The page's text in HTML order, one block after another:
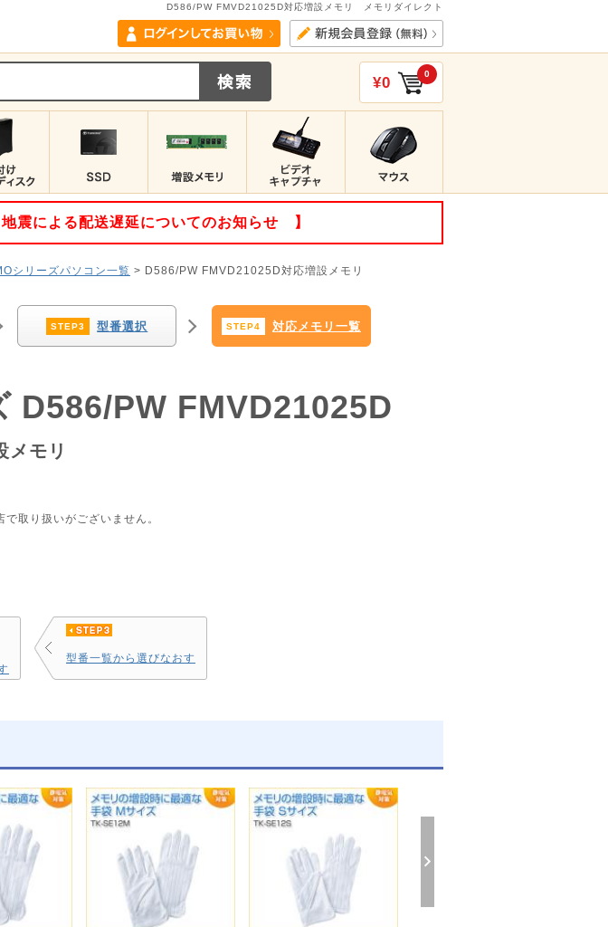
D586/PW FMVD21025D対応増設メモリ メモリダイレクト
¥0 0
震による配送遅延についてのお知らせ 】
シリーズパソコン一覧 > D586/PW FMVD21025D対応増設メモリ
STEP3 型番選択 STEP4 対応メモリ一覧
D586/PW FMVD21025D
メモリ
取り扱いがございません。
型番一覧から選びなおす